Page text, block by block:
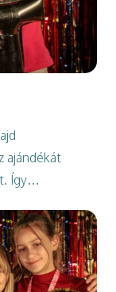
ajándékát
Így…